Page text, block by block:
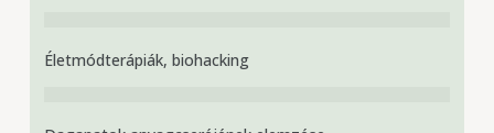
Életmódterápiák, biohacking